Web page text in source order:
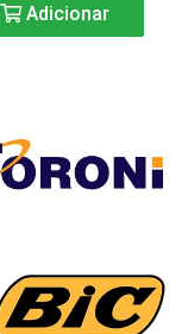
Adicionar